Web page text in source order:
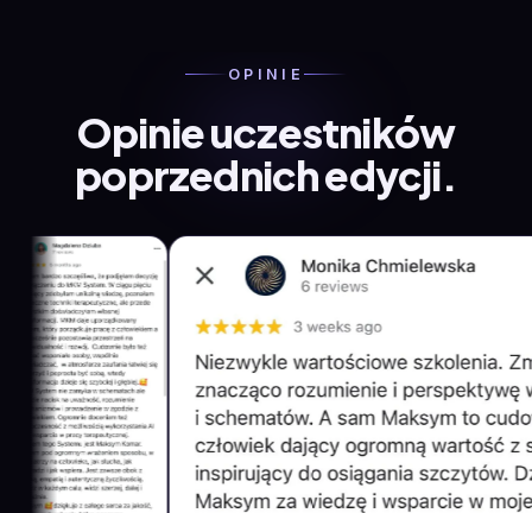
OPINIE
Opinie uczestników
poprzednich edycji.